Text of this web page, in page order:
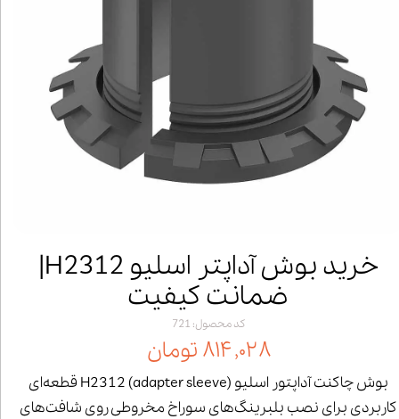
خرید بوش آداپتر اسلیو H2312|
ضمانت کیفیت
کد محصول: 721
۸۱۴,۰۲۸ تومان
بوش چاکنت آداپتور اسلیو (adapter sleeve) H2312 قطعه‌ای
کاربردی برای نصب بلبرینگ‌های سوراخ مخروطی روی شافت‌های